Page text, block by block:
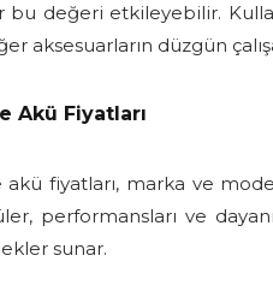
değeri etkileyebilir.
aksesuarların düzgün
Akü Fiyatları
akü fiyatları, marka ve
performansları ve
sunar.